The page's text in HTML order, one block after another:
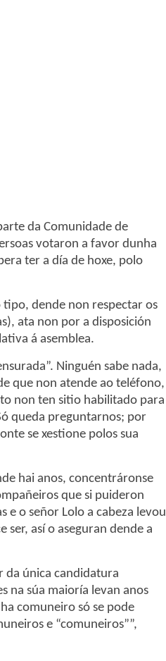
da Comunidade de
votaron a favor dunha
ter a día de hoxe, polo
tipo, dende non respectar os
ata non por a disposición
á asemblea.
Ninguén sabe nada,
que non atende ao teléfono,
non ten sitio habilitado para
queda preguntarnos; por
se xestione polos sua
hai anos, concentráronse
que si puideron
e o señor Lolo a cabeza levou
ser, así o aseguran dende a
da única candidatura
na súa maioría levan anos
comuneiro só se pode
e “comuneiros””,